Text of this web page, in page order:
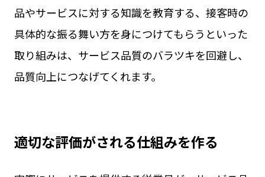
品やサービスに対する知識を教育する、接客時の
具体的な振る舞い方を身につけてもらうといった
取り組みは、サービス品質のバラツキを回避し、
品質向上につなげてくれます。
適切な評価がされる仕組みを作る